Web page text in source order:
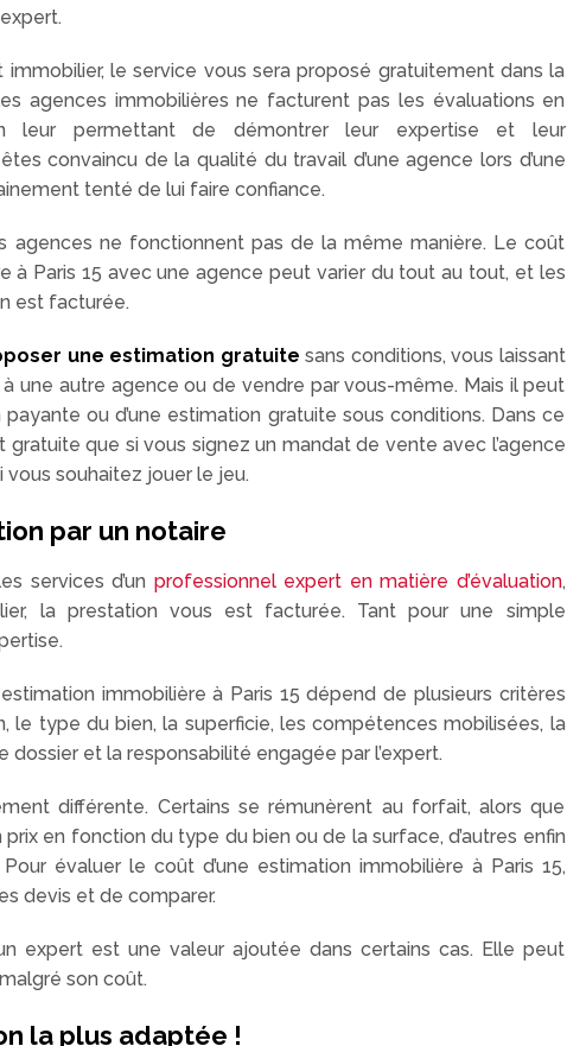
immobilier, le service vous sera proposé gratuitement dans la
agences immobilières ne facturent pas les évaluations en
leur permettant de démontrer leur expertise et leur
convaincu de la qualité du travail d’une agence lors d’une
tenté de lui faire confiance.
agences ne fonctionnent pas de la même manière. Le coût
à Paris 15 avec une agence peut varier du tout au tout, et les
est facturée.
une estimation gratuite sans conditions, vous laissant
une autre agence ou de vendre par vous-même. Mais il peut
payante ou d’une estimation gratuite sous conditions. Dans ce
gratuite que si vous signez un mandat de vente avec l’agence
vous souhaitez jouer le jeu.
par un notaire
services d’un professionnel expert en matière d’évaluation,
la prestation vous est facturée. Tant pour une simple
immobilière à Paris 15 dépend de plusieurs critères
le type du bien, la superficie, les compétences mobilisées, la
dossier et la responsabilité engagée par l’expert.
différente. Certains se rémunèrent au forfait, alors que
en fonction du type du bien ou de la surface, d’autres enfin
évaluer le coût d’une estimation immobilière à Paris 15,
devis et de comparer.
expert est une valeur ajoutée dans certains cas. Elle peut
son coût.
la plus adaptée !